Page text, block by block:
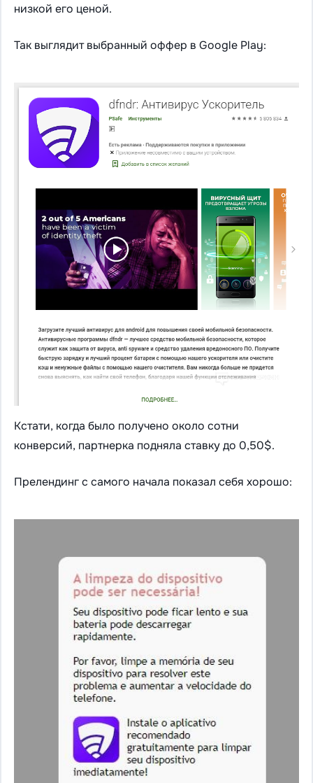
низкой его ценой.
Так выглядит выбранный оффер в Google Play:
Кстати, когда было получено около сотни
конверсий, партнерка подняла ставку до 0,50$.
Прелендинг с самого начала показал себя хорошо: